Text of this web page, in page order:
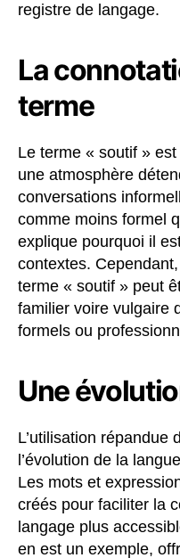
registre de langage.
La
terme
Le terme « soutif »
une atmosphère
conversations
comme moins formel
explique pourquoi il
contextes.
terme « soutif » peut
familier voire vulgaire
formels ou
Une
L’utilisation répandue
l’évolution de la
Les mots et
créés pour faciliter la
langage plus
en est un exemple,